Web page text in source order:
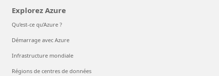
Explorez Azure
Qu’est-ce qu’Azure ?
Démarrage avec Azure
Infrastructure mondiale
Régions de centres de données